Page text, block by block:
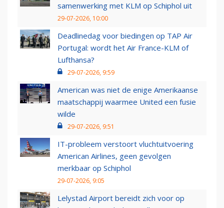
samenwerking met KLM op Schiphol uit
29-07-2026, 10:00
Deadlinedag voor biedingen op TAP Air
Portugal: wordt het Air France-KLM of
Lufthansa?
29-07-2026, 9:59
American was niet de enige Amerikaanse
maatschappij waarmee United een fusie
wilde
29-07-2026, 9:51
IT-probleem verstoort vluchtuitvoering
American Airlines, geen gevolgen
merkbaar op Schiphol
29-07-2026, 9:05
Lelystad Airport bereidt zich voor op